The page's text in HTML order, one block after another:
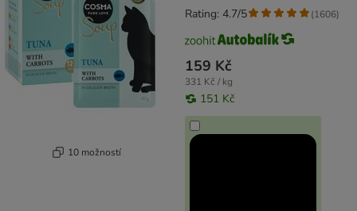
10 možností
159 Kč
331 Kč / kg
151 Kč
Rating: 4.7/5 (1606)